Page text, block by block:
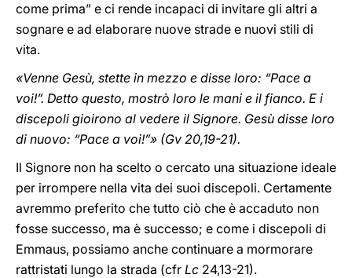
come prima” e ci rende incapaci di invitare gli altri a
sognare e ad elaborare nuove strade e nuovi stili di
vita.
«Venne Gesù, stette in mezzo e disse loro: “Pace a
voi!”. Detto questo, mostrò loro le mani e il fianco. E i
discepoli gioirono al vedere il Signore. Gesù disse loro
di nuovo: “Pace a voi!”» (Gv 20,19-21).
Il Signore non ha scelto o cercato una situazione ideale
per irrompere nella vita dei suoi discepoli. Certamente
avremmo preferito che tutto ciò che è accaduto non
fosse successo, ma è successo; e come i discepoli di
Emmaus, possiamo anche continuare a mormorare
rattristati lungo la strada (cfr Lc 24,13-21).